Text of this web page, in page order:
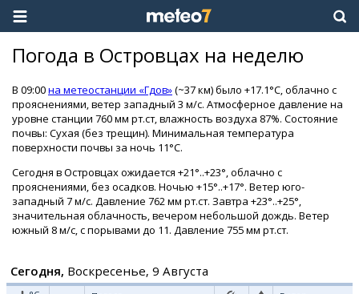
Погода в Островцах на неделю
В 09:00на метеостанции «Гдов»(~37 км) было +17.1°C, облачно с
прояснениями, ветер западный 3 м/с. Атмосферное давление на
уровне станции 760 мм рт.ст, влажность воздуха 87%. Состояние
почвы: Сухая (без трещин). Минимальная температура
поверхности почвы за ночь 11°C.
Сегодня в Островцах ожидается +21°..+23°, облачно с
прояснениями, без осадков. Ночью +15°..+17°. Ветер юго-
западный 7 м/с. Давление 762 мм рт.ст. Завтра +23°..+25°,
значительная облачность, вечером небольшой дождь. Ветер
южный 8 м/с, с порывами до 11. Давление 755 мм рт.ст.
Сегодня, Воскресенье, 9 Августа